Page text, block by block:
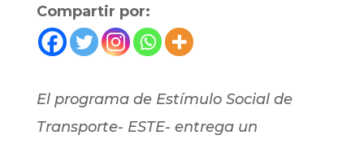
Compartir por:
El programa de Estímulo Social de
Transporte- ESTE- entrega un